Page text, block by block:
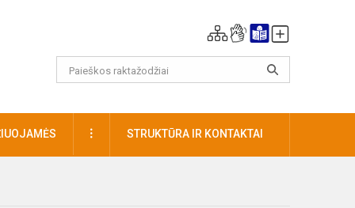
DAUGIAUSTRUKTŪRA IR KONTAKTAI